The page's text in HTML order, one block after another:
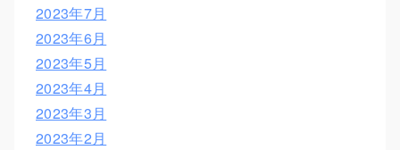
2023年7月
2023年6月
2023年5月
2023年4月
2023年3月
2023年2月